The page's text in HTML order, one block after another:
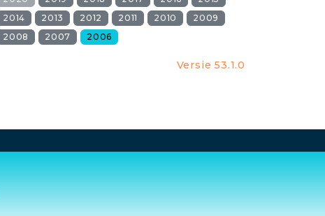
2014
2013 2012 2011 2010
2009
2008
2007 2006
Versie 53.1.0